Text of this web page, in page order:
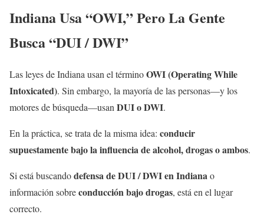
Indiana Usa “OWI,” Pero La Gente
Busca “DUI / DWI”
Las leyes de Indiana usan el términoOWI (Operating While
Intoxicated). Sin embargo, la mayoría de las personas—y los
motores de búsqueda—usanDUI o DWI.
En la práctica, se trata de la misma idea: conducir
supuestamente bajo la influencia de alcohol, drogas o ambos.
Si está buscandodefensa de DUI / DWI en Indianao
información sobreconducción bajo drogas, está en el lugar
correcto.